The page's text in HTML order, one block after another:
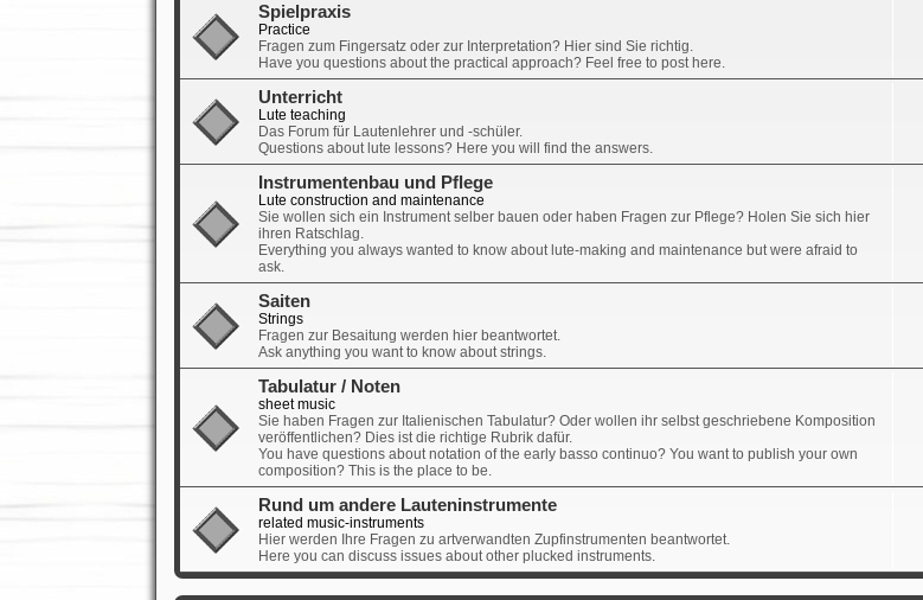
Spielpraxis
Practice
Fragen zum Fingersatz oder zur Interpretation? Hier sind Sie richtig.
Have you questions about the practical approach? Feel free to post here.
Unterricht
Lute teaching
Das Forum für Lautenlehrer und -schüler.
Questions about lute lessons? Here you will find the answers.
Instrumentenbau und Pflege
Lute construction and maintenance
Sie wollen sich ein Instrument selber bauen oder haben Fragen zur Pflege? Holen Sie sich hier
ihren Ratschlag.
Everything you always wanted to know about lute-making and maintenance but were afraid to
ask.
Saiten
Strings
Fragen zur Besaitung werden hier beantwortet.
Ask anything you want to know about strings.
Tabulatur / Noten
sheet music
Sie haben Fragen zur Italienischen Tabulatur? Oder wollen ihr selbst geschriebene Komposition
veröffentlichen? Dies ist die richtige Rubrik dafür.
You have questions about notation of the early basso continuo? You want to publish your own
composition? This is the place to be.
Rund um andere Lauteninstrumente
related music-instruments
Hier werden Ihre Fragen zu artverwandten Zupfinstrumenten beantwortet.
Here you can discuss issues about other plucked instruments.